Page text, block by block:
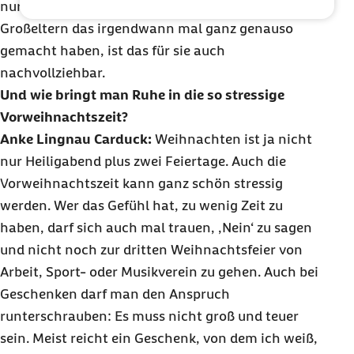
nur für die Kernfamilie entwickeln. Weil viele
Großeltern das irgendwann mal ganz genauso
gemacht haben, ist das für sie auch
nachvollziehbar.
Und wie bringt man Ruhe in die so stressige
Vorweihnachtszeit?
Anke Lingnau Carduck: Weihnachten ist ja nicht
nur Heiligabend plus zwei Feiertage. Auch die
Vorweihnachtszeit kann ganz schön stressig
werden. Wer das Gefühl hat, zu wenig Zeit zu
haben, darf sich auch mal trauen, ‚Nein‘ zu sagen
und nicht noch zur dritten Weihnachtsfeier von
Arbeit, Sport- oder Musikverein zu gehen. Auch bei
Geschenken darf man den Anspruch
runterschrauben: Es muss nicht groß und teuer
sein. Meist reicht ein Geschenk, von dem ich weiß,